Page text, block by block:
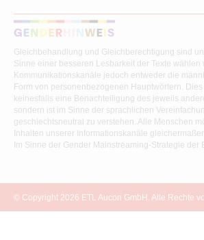
Gleichbehandlung und Gleichberechtigung sind
Sinne einer besseren Lesbarkeit der Texte wählen
Kommunikationskanäle jedoch entweder die
Form von personenbezogenen Hauptwörtern.
keinesfalls eine Benachteiligung des jeweils
sondern ist im Sinne der sprachlichen
geschlechtsneutral zu verstehen. Alle Menschen
Inhalten unserer Informationskanäle
Im Sinne der Gender Mainstreaming-Strategie der
© Copyright 2026 ETL Aucon GmbH. Alle Rechte